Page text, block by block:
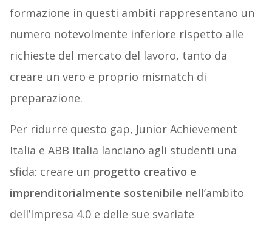
formazione in questi ambiti rappresentano un
numero notevolmente inferiore rispetto alle
richieste del mercato del lavoro, tanto da
creare un vero e proprio mismatch di
preparazione.
Per ridurre questo gap, Junior Achievement
Italia e ABB Italia lanciano agli studenti una
sfida: creare un progetto creativo e
imprenditorialmente sostenibile nell’ambito
dell’Impresa 4.0 e delle sue svariate